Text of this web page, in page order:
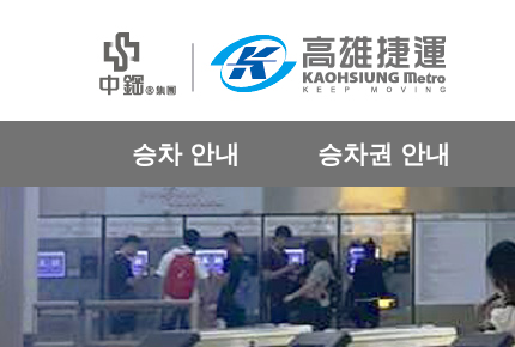
승차 안내 승차권 안내